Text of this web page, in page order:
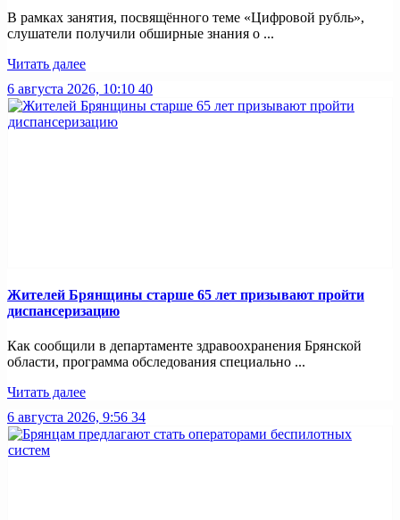
В рамках занятия, посвящённого теме «Цифровой рубль»,
слушатели получили обширные знания о ...
Читать далее
6 августа 2026, 10:10 40
Жителей Брянщины старше 65 лет призывают пройти
диспансеризацию
Как сообщили в департаменте здравоохранения Брянской
области, программа обследования специально ...
Читать далее
6 августа 2026, 9:56 34